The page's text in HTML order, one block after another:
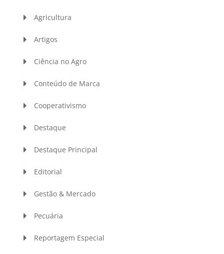
Agricultura
Artigos
Ciência no Agro
Conteúdo de Marca
Cooperativismo
Destaque
Destaque Principal
Editorial
Gestão & Mercado
Pecuária
Reportagem Especial